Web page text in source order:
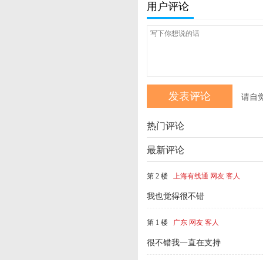
用户评论
请自
热门评论
最新评论
第 2 楼 上海有线通 网友 客人
我也觉得很不错
第 1 楼 广东 网友 客人
很不错我一直在支持